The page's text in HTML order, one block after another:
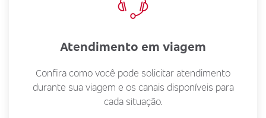
Atendimento em viagem
Confira como você pode solicitar atendimento
durante sua viagem e os canais disponíveis para
cada situação.